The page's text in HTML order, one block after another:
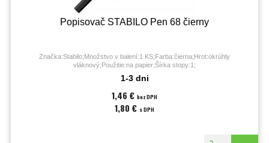
Popisovač STABILO Pen 68 čierny
Značka:Stabilo;Množstvo v balení:1 KS;Farba:čierna;Hrot:okrúhly
vláknový;Použitie:na papier;Šírka stopy:1;
1-3 dni
1,46 € bez DPH
1,80 € s DPH